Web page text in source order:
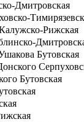
Дмитровская
Рижская
Бутовская
Бутовская